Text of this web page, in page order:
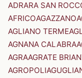
ADRARA SAN
AFRICOAGAZZANO
AGLIANO TERME
AGNANA CALABRA
AGRAAGRATE
AGROPOLI